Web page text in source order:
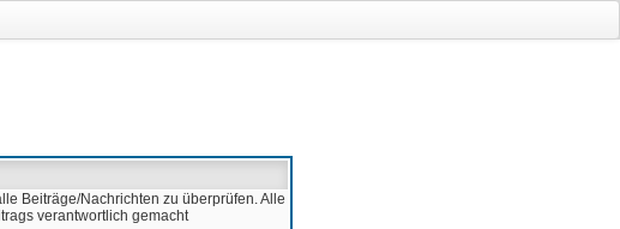
Beiträge/Nachrichten zu überprüfen. Alle
verantwortlich gemacht